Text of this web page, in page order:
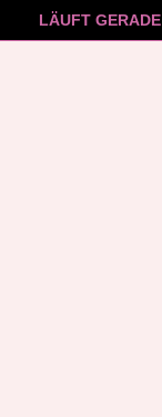
LÄUFT GERADE